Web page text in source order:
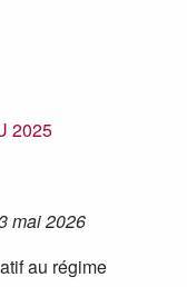
2025
mai 2026
au régime